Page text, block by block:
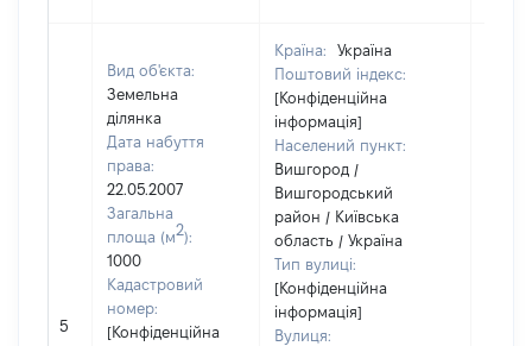
5
Вид об'єкта:
Земельна
ділянка
Дата набуття
права:
22.05.2007
Загальна
площа (м2):
1000
Кадастровий
номер:
[Конфіденційна
Країна:
Україна
Поштовий індекс:
[Конфіденційна
інформація]
Населений пункт:
Вишгород /
Вишгородський
район / Київська
область / Україна
Тип вулиці:
[Конфіденційна
інформація]
Вулиця: